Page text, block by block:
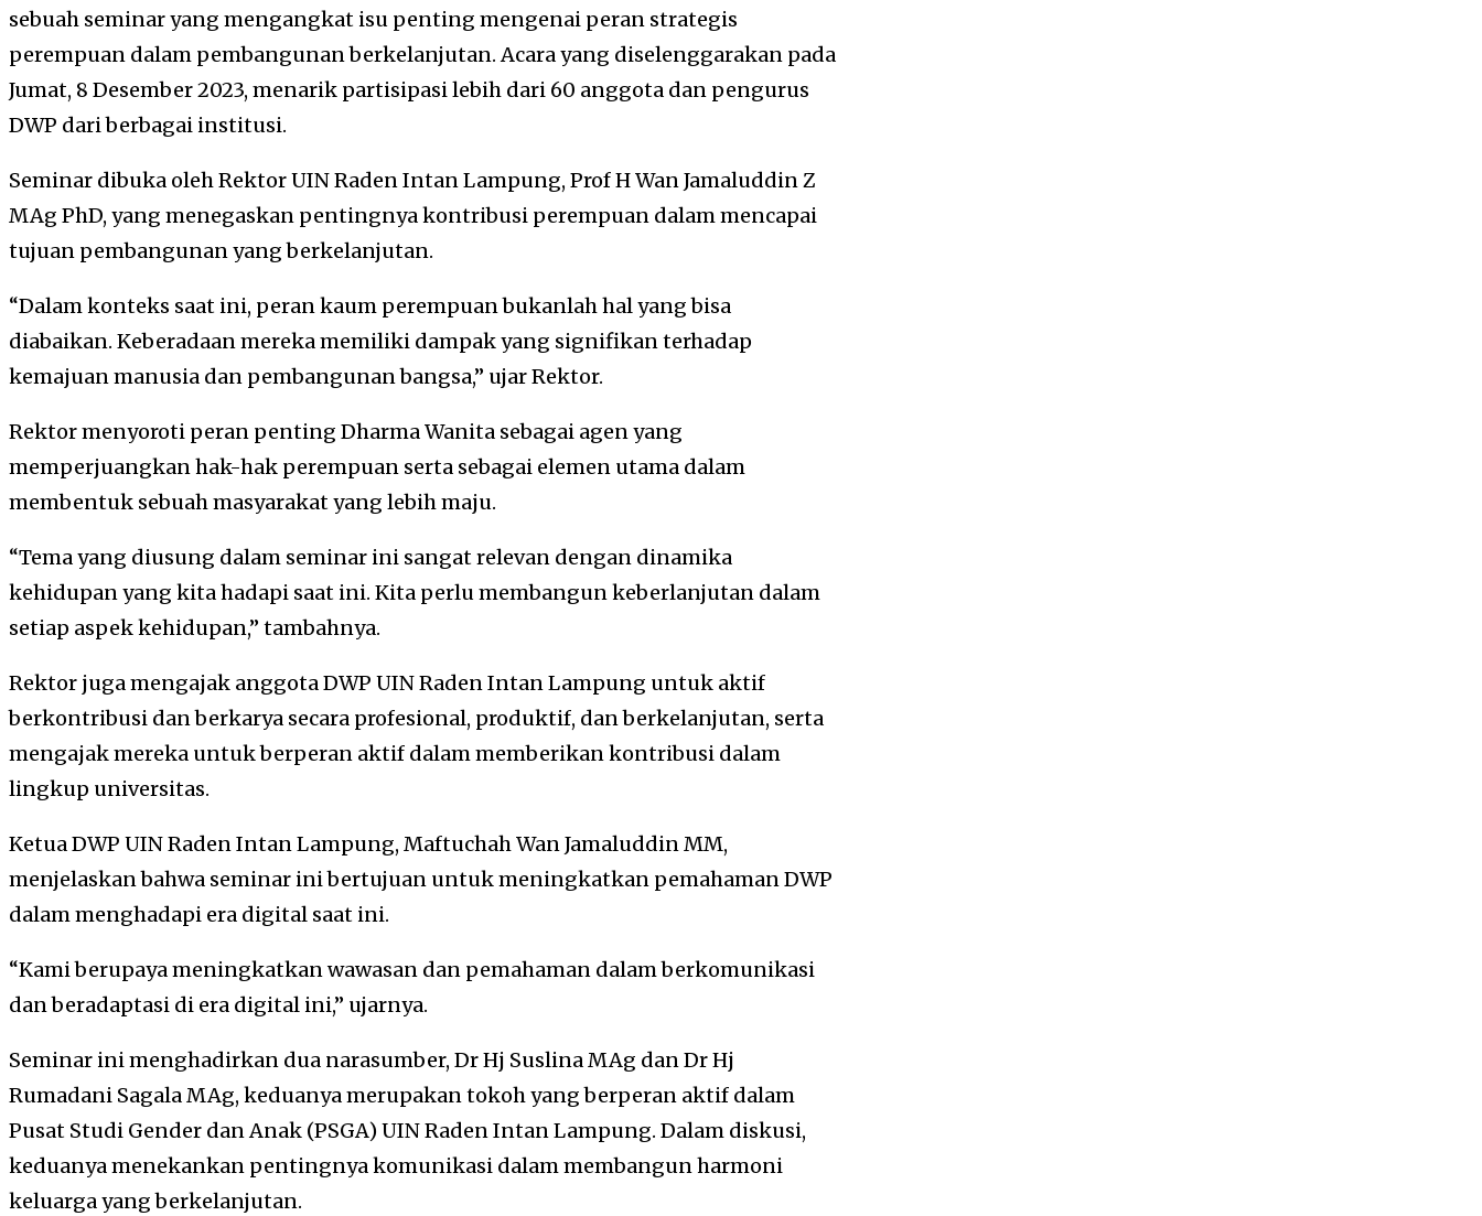
sebuah seminar yang mengangkat isu penting mengenai peran strategis
perempuan dalam pembangunan berkelanjutan. Acara yang diselenggarakan pada
Jumat, 8 Desember 2023, menarik partisipasi lebih dari 60 anggota dan pengurus
DWP dari berbagai institusi.
Seminar dibuka oleh Rektor UIN Raden Intan Lampung, Prof H Wan Jamaluddin Z
MAg PhD, yang menegaskan pentingnya kontribusi perempuan dalam mencapai
tujuan pembangunan yang berkelanjutan.
“Dalam konteks saat ini, peran kaum perempuan bukanlah hal yang bisa
diabaikan. Keberadaan mereka memiliki dampak yang signifikan terhadap
kemajuan manusia dan pembangunan bangsa,” ujar Rektor.
Rektor menyoroti peran penting Dharma Wanita sebagai agen yang
memperjuangkan hak-hak perempuan serta sebagai elemen utama dalam
membentuk sebuah masyarakat yang lebih maju.
“Tema yang diusung dalam seminar ini sangat relevan dengan dinamika
kehidupan yang kita hadapi saat ini. Kita perlu membangun keberlanjutan dalam
setiap aspek kehidupan,” tambahnya.
Rektor juga mengajak anggota DWP UIN Raden Intan Lampung untuk aktif
berkontribusi dan berkarya secara profesional, produktif, dan berkelanjutan, serta
mengajak mereka untuk berperan aktif dalam memberikan kontribusi dalam
lingkup universitas.
Ketua DWP UIN Raden Intan Lampung, Maftuchah Wan Jamaluddin MM,
menjelaskan bahwa seminar ini bertujuan untuk meningkatkan pemahaman DWP
dalam menghadapi era digital saat ini.
“Kami berupaya meningkatkan wawasan dan pemahaman dalam berkomunikasi
dan beradaptasi di era digital ini,” ujarnya.
Seminar ini menghadirkan dua narasumber, Dr Hj Suslina MAg dan Dr Hj
Rumadani Sagala MAg, keduanya merupakan tokoh yang berperan aktif dalam
Pusat Studi Gender dan Anak (PSGA) UIN Raden Intan Lampung. Dalam diskusi,
keduanya menekankan pentingnya komunikasi dalam membangun harmoni
keluarga yang berkelanjutan.